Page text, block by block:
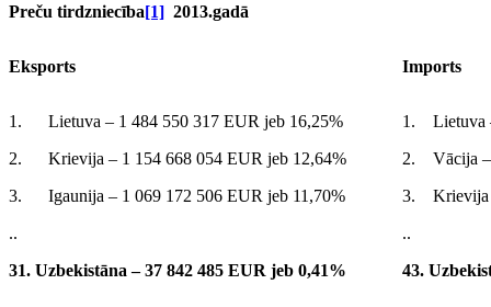
Preču tirdzniecība[1] 2013.gadā
Eksports Imports
1. Lietuva – 1 484 550 317 EUR jeb 16,25%
2. Krievija – 1 154 668 054 EUR jeb 12,64%
3. Igaunija – 1 069 172 506 EUR jeb 11,70%
..
31. Uzbekistāna – 37 842 485 EUR jeb 0,41%
1. Lietuva
2. Vācija –
3. Krievija
..
43.